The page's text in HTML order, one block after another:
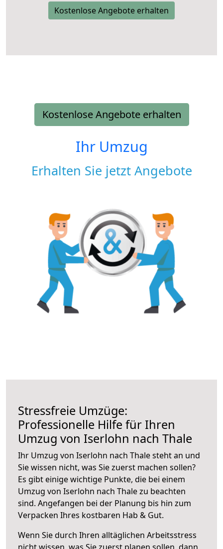
Kostenlose Angebote erhalten
Kostenlose Angebote erhalten
Ihr Umzug
Erhalten Sie jetzt Angebote
Stressfreie Umzüge:
Professionelle Hilfe für Ihren
Umzug von Iserlohn nach Thale
Ihr Umzug von Iserlohn nach Thale steht an und
Sie wissen nicht, was Sie zuerst machen sollen?
Es gibt einige wichtige Punkte, die bei einem
Umzug von Iserlohn nach Thale zu beachten
sind. Angefangen bei der Planung bis hin zum
Verpacken Ihres kostbaren Hab & Gut.
Wenn Sie durch Ihren alltäglichen Arbeitsstress